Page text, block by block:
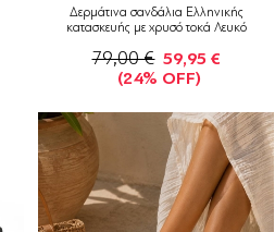
Δερμάτινα σανδάλια Ελληνικής
κατασκευής με χρυσό τοκά Λευκό
79,00 € 59,95 €
(24% OFF)